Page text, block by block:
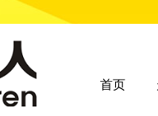
首页